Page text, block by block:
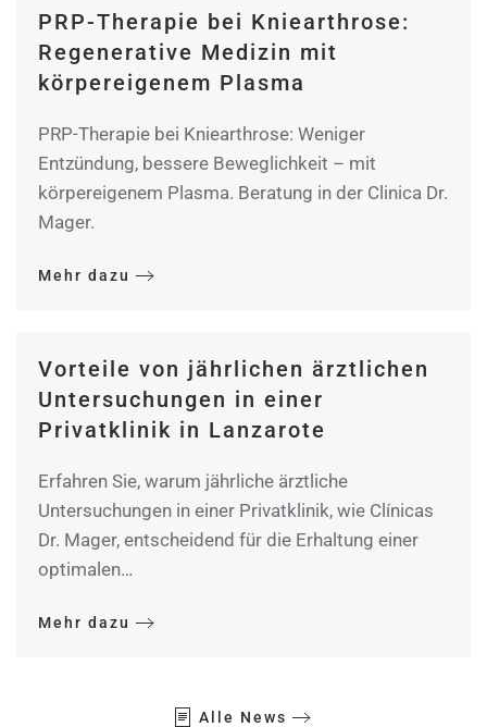
PRP-Therapie bei Kniearthrose:
Regenerative Medizin mit
körpereigenem Plasma
PRP-Therapie bei Kniearthrose: Weniger
Entzündung, bessere Beweglichkeit – mit
körpereigenem Plasma. Beratung in der Clinica Dr.
Mager.
Mehr dazu
Vorteile von jährlichen ärztlichen
Untersuchungen in einer
Privatklinik in Lanzarote
Erfahren Sie, warum jährliche ärztliche
Untersuchungen in einer Privatklinik, wie Clínicas
Dr. Mager, entscheidend für die Erhaltung einer
optimalen…
Mehr dazu
Alle News